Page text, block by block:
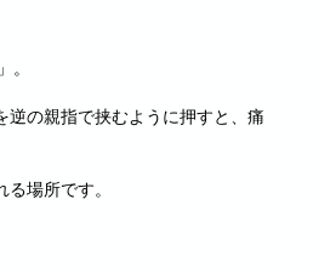
。
逆の親指で挟むように押すと、痛
場所です。